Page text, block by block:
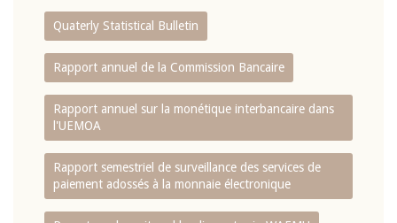
Quaterly Statistical Bulletin
Rapport annuel de la Commission Bancaire
Rapport annuel sur la monétique interbancaire dans
l'UEMOA
Rapport semestriel de surveillance des services de
paiement adossés à la monnaie électronique